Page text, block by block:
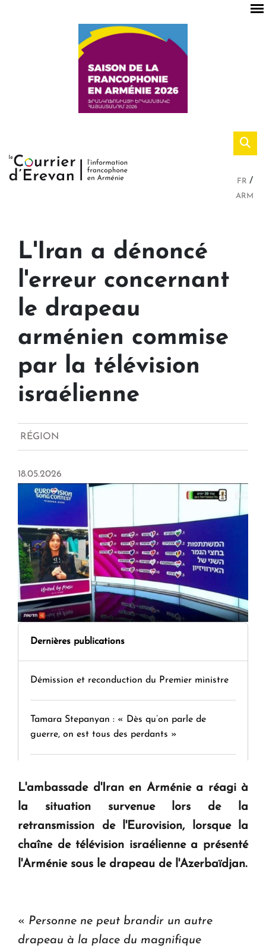
FR
ARM
L'Iran a dénoncé
l'erreur concernant
le drapeau
arménien commise
par la télévision
israélienne
RÉGION
18.05.2026
Dernières publications
Démission et reconduction du Premier ministre
Tamara Stepanyan : « Dès qu’on parle de
guerre, on est tous des perdants »
question d'un référendum ne se pose pas. "
KASA : 30 ans d'audace, de résilience et d'avenir
en Arménie
L'ambassade d'Iran en Arménie a réagi à
la situation survenue lors de la
retransmission de l'Eurovision, lorsque la
chaîne de télévision israélienne a présenté
l'Arménie sous le drapeau de l'Azerbaïdjan.
« Personne ne peut brandir un autre
drapeau à la place du magnifique